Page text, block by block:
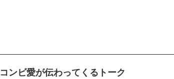
コンビ愛が伝わってくるトーク